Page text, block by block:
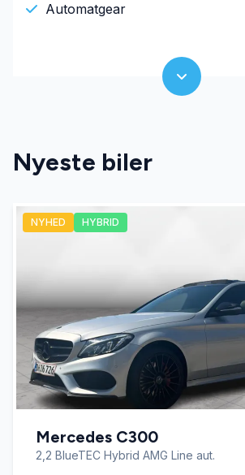
Automatgear
Nyeste biler
NYHED HYBRID
Mercedes C300
2,2 BlueTEC Hybrid AMG Line aut.